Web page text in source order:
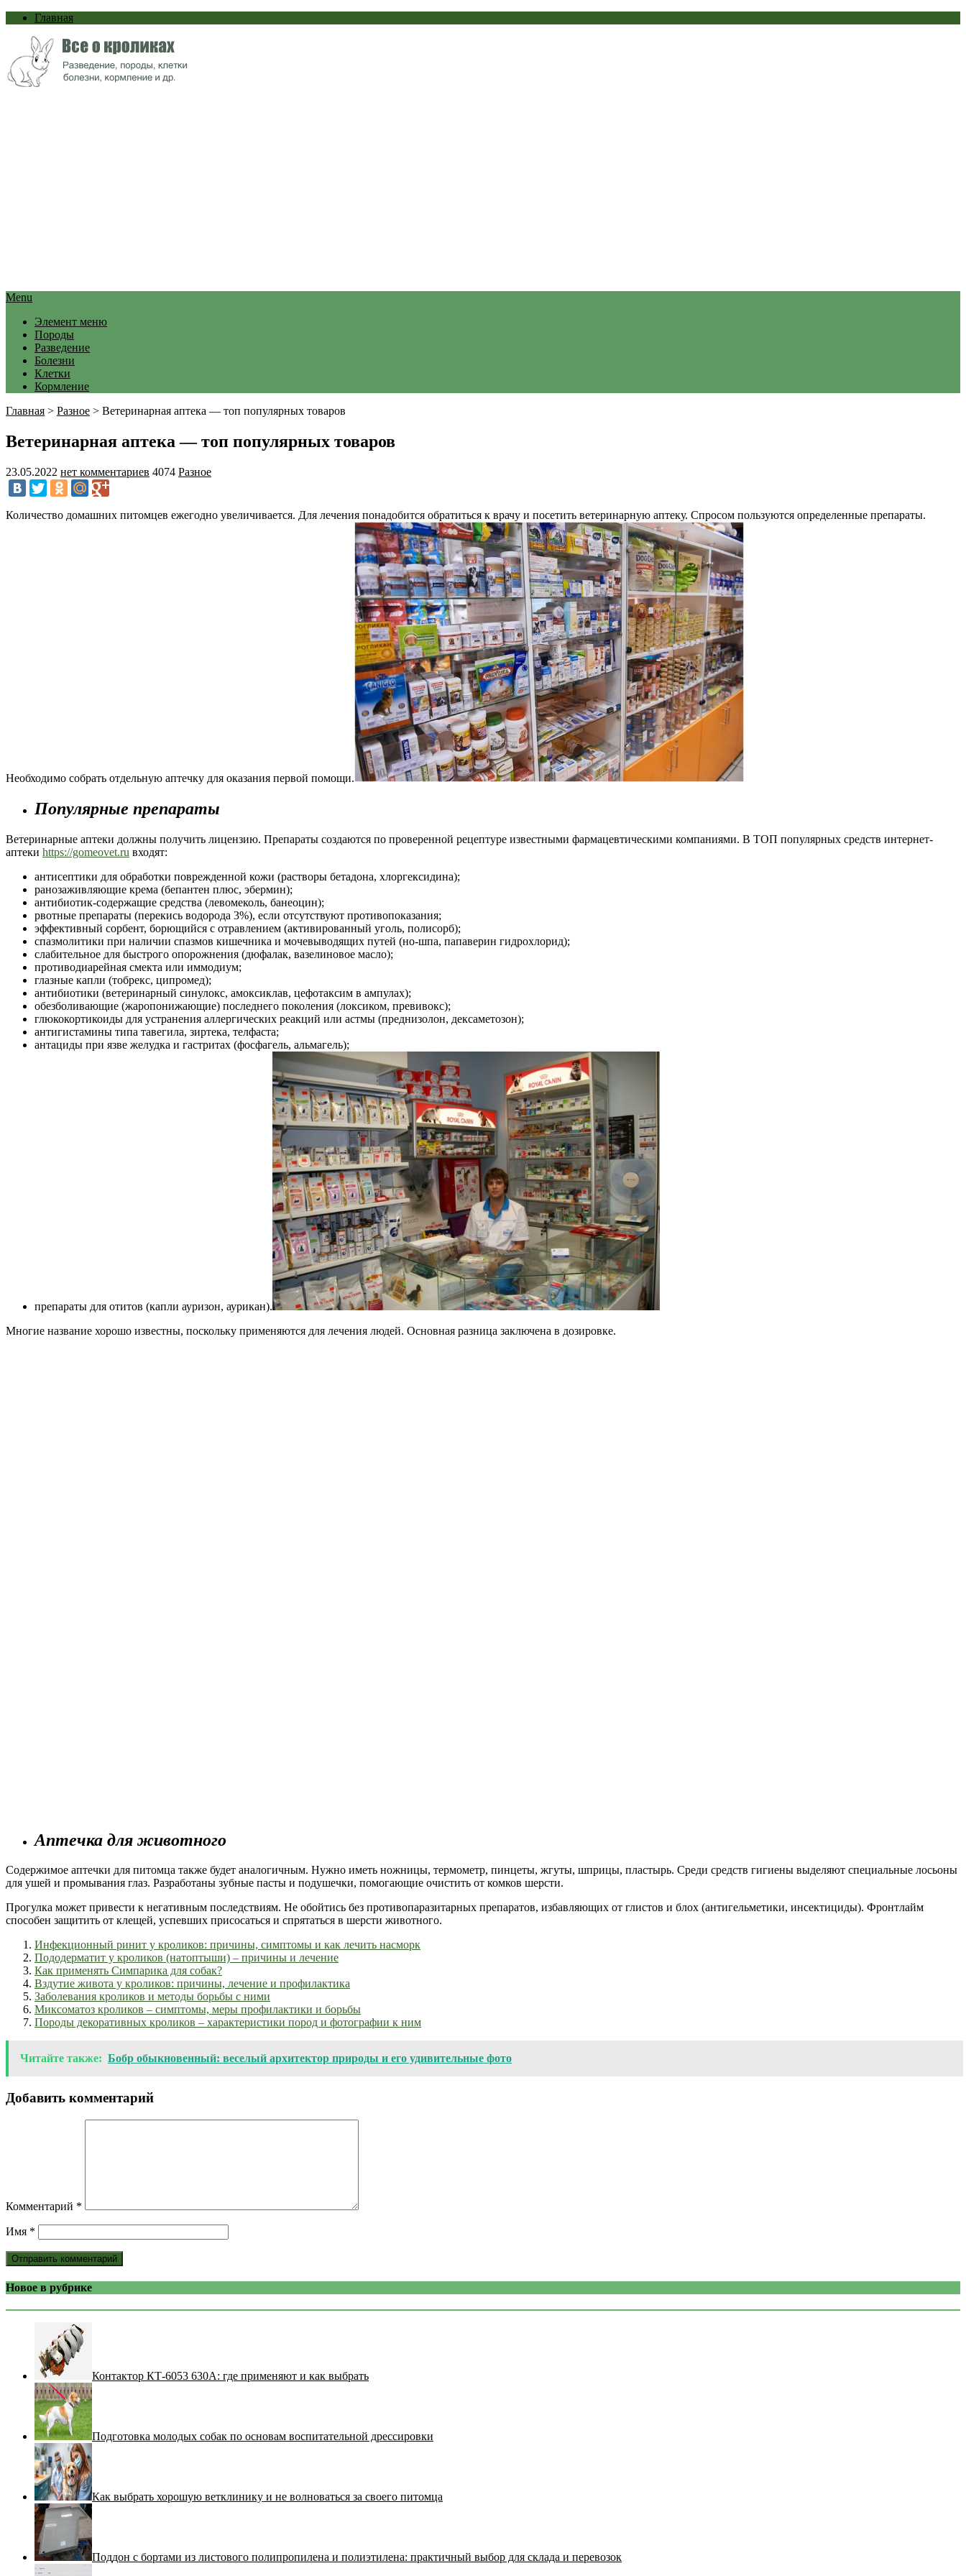
Главная
Menu
Элемент меню
Породы
Разведение
Болезни
Клетки
Кормление
Главная > Разное > Ветеринарная аптека — топ популярных товаров
Ветеринарная аптека — топ популярных товаров
23.05.2022 нет комментариев 4074 Разное
Количество домашних питомцев ежегодно увеличивается. Для лечения понадобится обратиться к врачу и посетить ветеринарную аптеку. Спросом пользуются определенные препараты.
Необходимо собрать отдельную аптечку для оказания первой помощи.
Популярные препараты
Ветеринарные аптеки должны получить лицензию. Препараты создаются по проверенной рецептуре известными фармацевтическими компаниями. В ТОП популярных средств интернет-
аптеки https://gomeovet.ru входят:
антисептики для обработки поврежденной кожи (растворы бетадона, хлоргексидина);
ранозаживляющие крема (бепантен плюс, эбермин);
антибиотик-содержащие средства (левомеколь, банеоцин);
рвотные препараты (перекись водорода 3%), если отсутствуют противопоказания;
эффективный сорбент, борющийся с отравлением (активированный уголь, полисорб);
спазмолитики при наличии спазмов кишечника и мочевыводящих путей (но-шпа, папаверин гидрохлорид);
слабительное для быстрого опорожнения (дюфалак, вазелиновое масло);
противодиарейная смекта или иммодиум;
глазные капли (тобрекс, ципромед);
антибиотики (ветеринарный синулокс, амоксиклав, цефотаксим в ампулах);
обезболивающие (жаропонижающие) последнего поколения (локсиком, превивокс);
глюкокортикоиды для устранения аллергических реакций или астмы (преднизолон, дексаметозон);
антигистамины типа тавегила, зиртека, телфаста;
антациды при язве желудка и гастритах (фосфагель, альмагель);
препараты для отитов (капли ауризон, аурикан).
Многие название хорошо известны, поскольку применяются для лечения людей. Основная разница заключена в дозировке.
Аптечка для животного
Содержимое аптечки для питомца также будет аналогичным. Нужно иметь ножницы, термометр, пинцеты, жгуты, шприцы, пластырь. Среди средств гигиены выделяют специальные лосьоны
для ушей и промывания глаз. Разработаны зубные пасты и подушечки, помогающие очистить от комков шерсти.
Прогулка может привести к негативным последствиям. Не обойтись без противопаразитарных препаратов, избавляющих от глистов и блох (антигельметики, инсектициды). Фронтлайм
способен защитить от клещей, успевших присосаться и спрятаться в шерсти животного.
Инфекционный ринит у кроликов: причины, симптомы и как лечить насморк
Пододерматит у кроликов (натоптыши) – причины и лечение
Как применять Симпарика для собак?
Вздутие живота у кроликов: причины, лечение и профилактика
Заболевания кроликов и методы борьбы с ними
Миксоматоз кроликов – симптомы, меры профилактики и борьбы
Породы декоративных кроликов – характеристики пород и фотографии к ним
Читайте также: Бобр обыкновенный: веселый архитектор природы и его удивительные фото
Добавить комментарий
Комментарий *
Имя *
Новое в рубрике
Контактор КТ-6053 630А: где применяют и как выбрать
Подготовка молодых собак по основам воспитательной дрессировки
Как выбрать хорошую ветклинику и не волноваться за своего питомца
Поддон с бортами из листового полипропилена и полиэтилена: практичный выбор для склада и перевозок